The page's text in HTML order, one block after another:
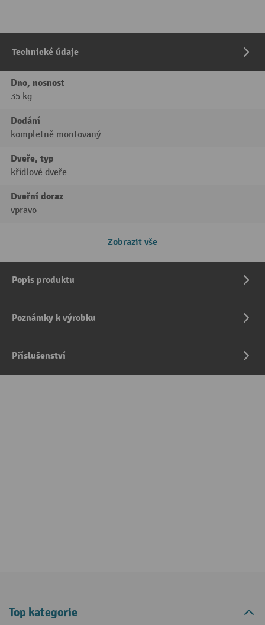
Technické údaje
Dno, nosnost
35 kg
Dodání
kompletně montovaný
Dveře, typ
křídlové dveře
Dveřní doraz
vpravo
Zobrazit vše
Popis produktu
Poznámky k výrobku
Příslušenství
Top kategorie